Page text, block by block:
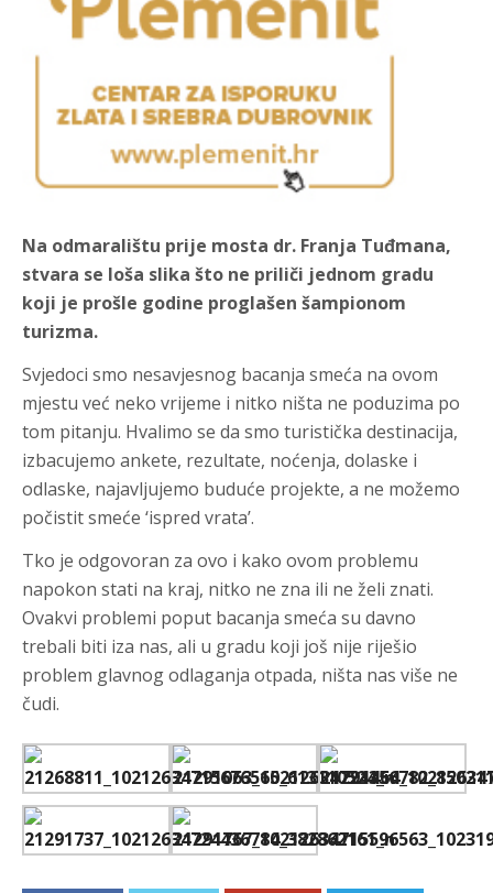
Na odmaralištu prije mosta dr. Franja Tuđmana,
stvara se loša slika što ne priliči jednom gradu
koji je prošle godine proglašen šampionom
turizma.
Svjedoci smo nesavjesnog bacanja smeća na ovom
mjestu već neko vrijeme i nitko ništa ne poduzima po
tom pitanju. Hvalimo se da smo turistička destinacija,
izbacujemo ankete, rezultate, noćenja, dolaske i
odlaske, najavljujemo buduće projekte, a ne možemo
počistit smeće ‘ispred vrata’.
Tko je odgovoran za ovo i kako ovom problemu
napokon stati na kraj, nitko ne zna ili ne želi znati.
Ovakvi problemi poput bacanja smeća su davno
trebali biti iza nas, ali u gradu koji još nije riješio
problem glavnog odlaganja otpada, ništa nas više ne
čudi.